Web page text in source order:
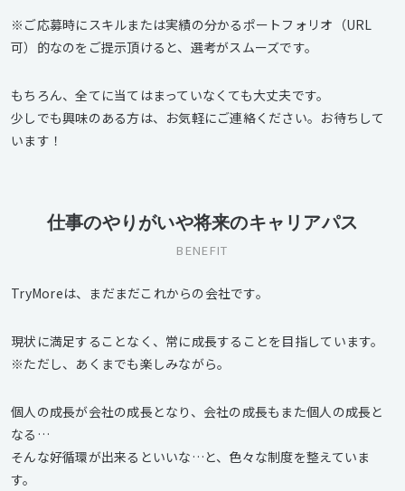
※ご応募時にスキルまたは実績の分かるポートフォリオ（URL
可）的なのをご提示頂けると、選考がスムーズです。
もちろん、全てに当てはまっていなくても大丈夫です。
少しでも興味のある方は、お気軽にご連絡ください。お待ちして
います！
仕事のやりがいや将来のキャリアパス
BENEFIT
TryMoreは、まだまだこれからの会社です。
現状に満足することなく、常に成長することを目指しています。
※ただし、あくまでも楽しみながら。
個人の成長が会社の成長となり、会社の成長もまた個人の成長と
なる…
そんな好循環が出来るといいな…と、色々な制度を整えていま
す。